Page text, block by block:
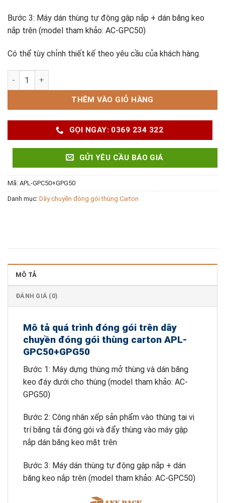
Bước 3: Máy dán thùng tự động gập nắp + dán băng keo
nắp trên (model tham khảo: AC-GPC50)
Có thể tùy chỉnh thiết kế theo yêu cầu của khách hàng.
Dây chuyền đóng gói thùng carton APL-GPC50+GPG50 số
THÊM VÀO GIỎ HÀNG
GỌI NGAY: 0369 234 322
GỬI YÊU CẦU BÁO GIÁ
Mã: APL-GPC50+GPG50
Danh mục: Dây chuyền đóng gói thùng Carton
MÔ TẢ
ĐÁNH GIÁ (0)
Mô tả quá trình đóng gói trên dây
chuyền đóng gói thùng carton APL-
GPC50+GPG50
Bước 1: Máy dựng thùng mở thùng và dán băng
keo đáy dưới cho thùng (model tham khảo: AC-
GPG50)
Bước 2: Công nhân xếp sản phẩm vào thùng tại vị
trí băng tải đóng gói và đẩy thùng vào máy gập
nắp dán băng keo mặt trên
Bước 3: Máy dán thùng tự động gập nắp + dán
băng keo nắp trên (model tham khảo: AC-GPC50)